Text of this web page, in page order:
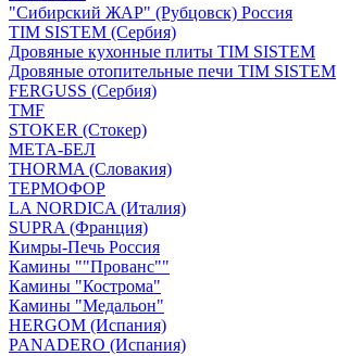
"Сибирский ЖАР" (Рубцовск) Россия
TIM SISTEM (Сербия)
Дровяные кухонные плиты TIM SISTEM
Дровяные отопительные печи TIM SISTEM
FERGUSS (Сербия)
TMF
STOKER (Стокер)
МЕТА-БЕЛ
THORMA (Словакия)
ТЕРМОФОР
LA NORDICA (Италия)
SUPRA (Франция)
Кимры-Печь Россия
Камины ""Прованс""
Камины "Кострома"
Камины "Медальон"
HERGOM (Испания)
PANADERO (Испания)